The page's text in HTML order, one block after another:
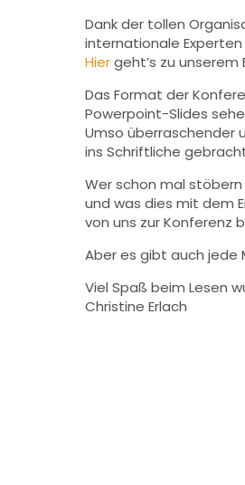
Dank der tollen
internationale
Hiergeht’s zu
Das Format der
Powerpoint-Slides
Umso überraschender
ins Schriftliche
Wer schon mal
und was dies mit dem
von uns zur Konferenz
Aber es gibt auch jede
Viel Spaß beim Lesen
Christine Erlach